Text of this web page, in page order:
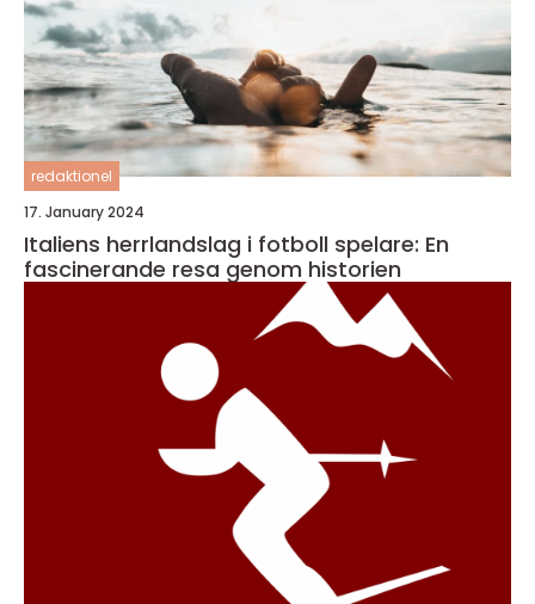
redaktionel
17. January 2024
Italiens herrlandslag i fotboll spelare: En
fascinerande resa genom historien